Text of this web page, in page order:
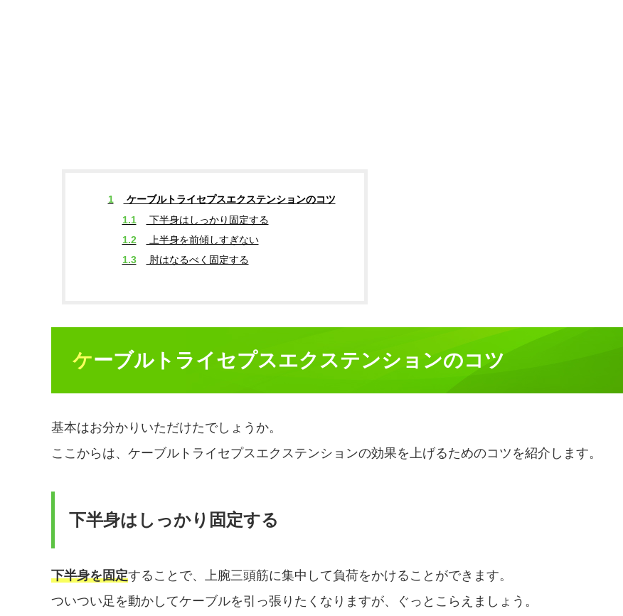
1
ケーブルトライセプスエクステンションのコツ
1.1
下半身はしっかり固定する
1.2
上半身を前傾しすぎない
1.3
肘はなるべく固定する
ケーブルトライセプスエクステンションのコツ
基本はお分かりいただけたでしょうか。
ここからは、ケーブルトライセプスエクステンションの効果を上げるためのコツを紹介します。
下半身はしっかり固定する
下半身を固定することで、上腕三頭筋に集中して負荷をかけることができます。
ついつい足を動かしてケーブルを引っ張りたくなりますが、ぐっとこらえましょう。